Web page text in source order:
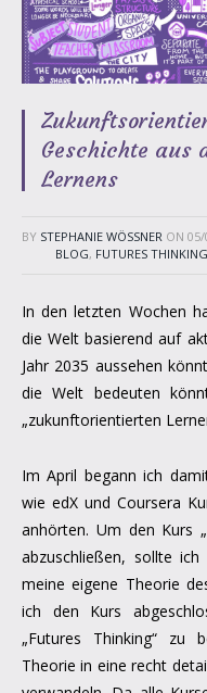
Geschichte aus
Lernens
BY STEPHANIE WÖSSNER ON 05/
BLOG, FUTURES THINKING
In den letzten Wochen
die Welt basierend auf
Jahr 2035 aussehen
die Welt bedeuten
„zukunftorientierten
Im April begann ich
wie edX und Coursera
anhörten. Um den Kurs
abzuschließen, sollte
meine eigene Theorie
ich den Kurs
„Futures Thinking“ zu
Theorie in eine recht